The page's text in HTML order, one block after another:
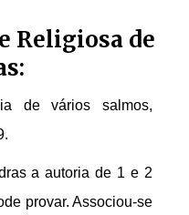
Religiosa de
de vários salmos,
a autoria de 1 e 2
provar. Associou-se